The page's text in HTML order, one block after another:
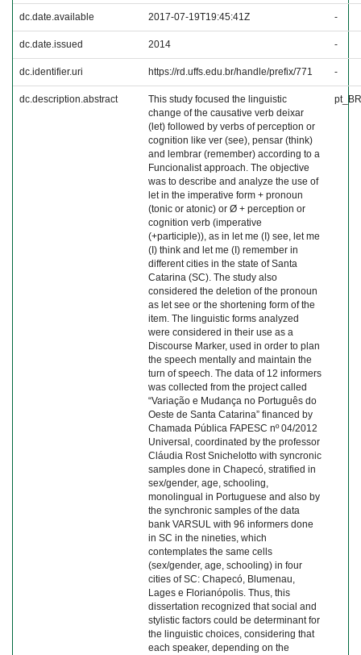
dc.date.available 2017-07-19T19:45:41Z -
dc.date.issued 2014 -
dc.identifier.uri https://rd.uffs.edu.br/handle/prefix/771 -
dc.description.abstract
This study focused the linguistic
change of the causative verb deixar
(let) followed by verbs of perception or
cognition like ver (see), pensar (think)
and lembrar (remember) according to a
Funcionalist approach. The objective
was to describe and analyze the use of
let in the imperative form + pronoun
(tonic or atonic) or Ø + perception or
cognition verb (imperative
(+participle)), as in let me (I) see, let me
(I) think and let me (I) remember in
different cities in the state of Santa
Catarina (SC). The study also
considered the deletion of the pronoun
as let see or the shortening form of the
item. The linguistic forms analyzed
were considered in their use as a
Discourse Marker, used in order to plan
the speech mentally and maintain the
turn of speech. The data of 12 informers
was collected from the project called
“Variação e Mudança no Português do
Oeste de Santa Catarina” financed by
Chamada Pública FAPESC nº 04/2012
Universal, coordinated by the professor
Cláudia Rost Snichelotto with syncronic
samples done in Chapecó, stratified in
sex/gender, age, schooling,
monolingual in Portuguese and also by
the synchronic samples of the data
bank VARSUL with 96 informers done
in SC in the nineties, which
contemplates the same cells
(sex/gender, age, schooling) in four
cities of SC: Chapecó, Blumenau,
Lages e Florianópolis. Thus, this
dissertation recognized that social and
stylistic factors could be determinant for
the linguistic choices, considering that
each speaker, depending on the
pt_BR